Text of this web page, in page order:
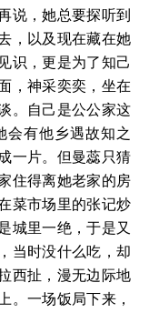
说，她总要探听到
，以及现在藏在她
识，更是为了知己
，神采奕奕，坐在
。自己是公公家这
会有他乡遇故知之
一片。但曼蕊只猜
住得离她老家的房
菜市场里的张记炒
城里一绝，于是又
当时没什么吃，却
西扯，漫无边际地
。一场饭局下来，